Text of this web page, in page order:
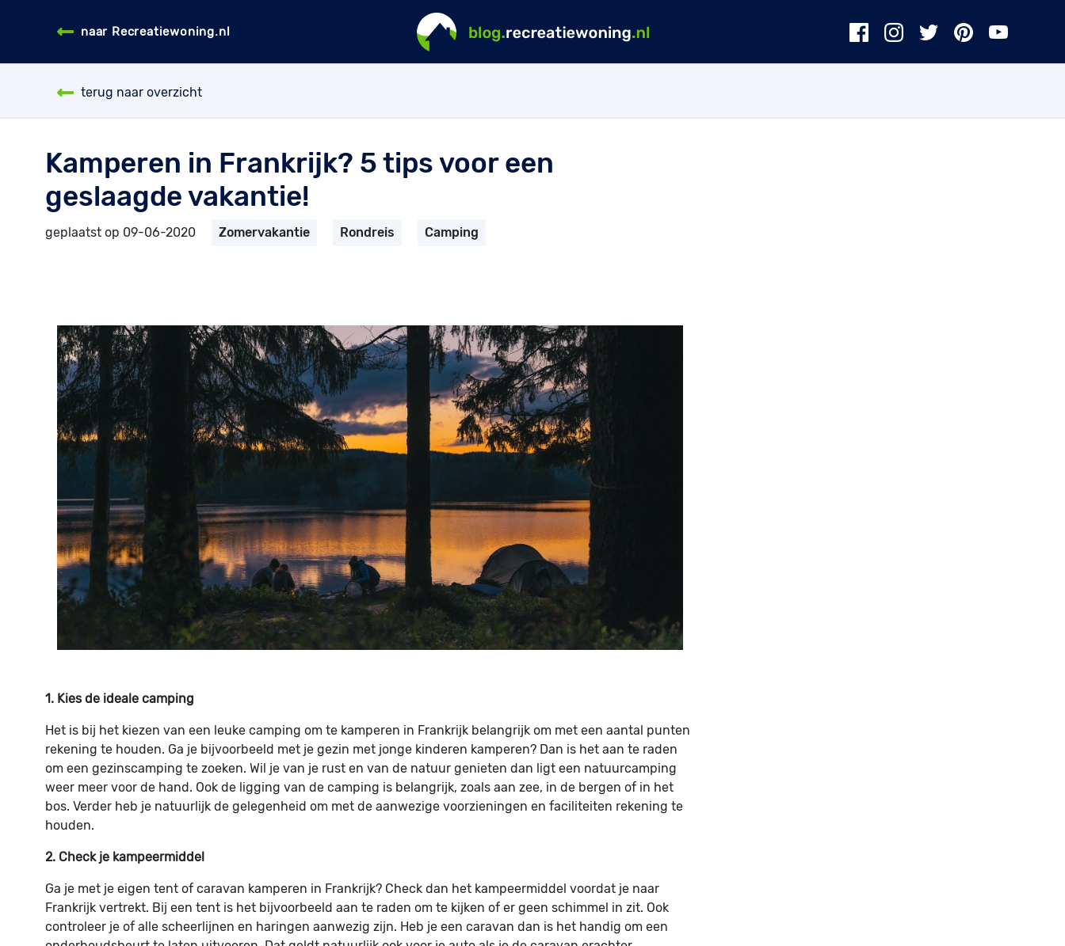
naar Recreatiewoning.nl
terug naar overzicht
Kamperen in Frankrijk? 5 tips voor een
geslaagde vakantie!
geplaatst op 09-06-2020 Zomervakantie Rondreis Camping
1. Kies de ideale camping
Het is bij het kiezen van een leuke camping om te kamperen in Frankrijk belangrijk om met een aantal punten
rekening te houden. Ga je bijvoorbeeld met je gezin met jonge kinderen kamperen? Dan is het aan te raden
om een gezinscamping te zoeken. Wil je van je rust en van de natuur genieten dan ligt een natuurcamping
weer meer voor de hand. Ook de ligging van de camping is belangrijk, zoals aan zee, in de bergen of in het
bos. Verder heb je natuurlijk de gelegenheid om met de aanwezige voorzieningen en faciliteiten rekening te
houden.
2. Check je kampeermiddel
Ga je met je eigen tent of caravan kamperen in Frankrijk? Check dan het kampeermiddel voordat je naar
Frankrijk vertrekt. Bij een tent is het bijvoorbeeld aan te raden om te kijken of er geen schimmel in zit. Ook
controleer je of alle scheerlijnen en haringen aanwezig zijn. Heb je een caravan dan is het handig om een